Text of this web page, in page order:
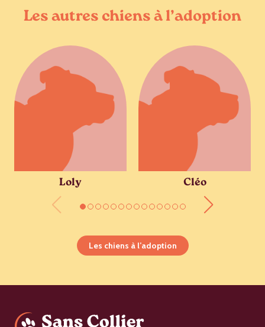
Les autres chiens à l’adoption
Loly Cléo
Les chiens à l’adoption